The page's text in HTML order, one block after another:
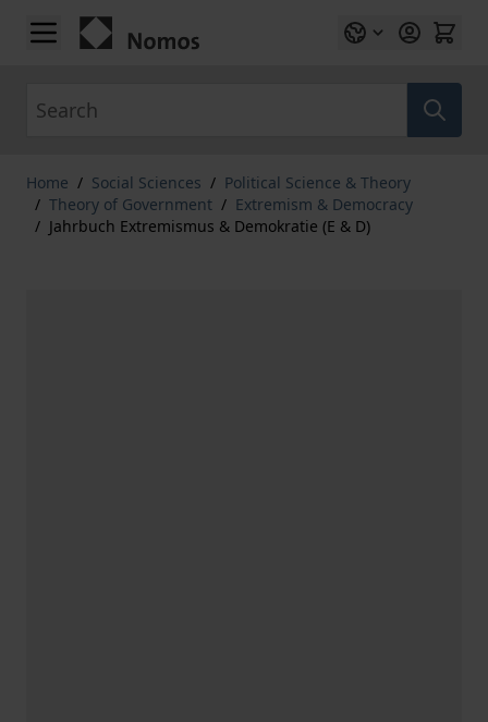
Skip to Content
Home / Social Sciences / Political Science & Theory
/ Theory of Government / Extremism & Democracy
/ Jahrbuch Extremismus & Demokratie (E & D)